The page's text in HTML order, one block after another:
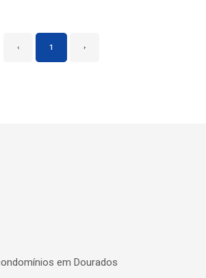
‹ 1 ›
em Dourados